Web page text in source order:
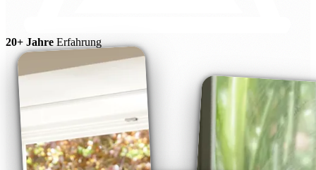
20+ Jahre Erfahrung